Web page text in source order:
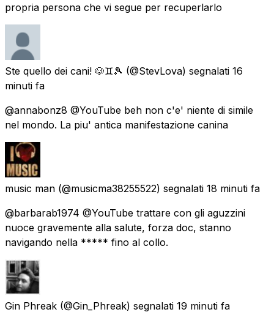
propria persona che vi segue per recuperlarlo
Ste quello dei cani! 🐶♊🎾 (@StevLova) segnalati 16
minuti fa
@annabonz8 @YouTube beh non c'e' niente di simile
nel mondo. La piu' antica manifestazione canina
music man (@musicma38255522) segnalati 18 minuti fa
@barbarab1974 @YouTube trattare con gli aguzzini
nuoce gravemente alla salute, forza doc, stanno
navigando nella ***** fino al collo.
Gin Phreak (@Gin_Phreak) segnalati 19 minuti fa